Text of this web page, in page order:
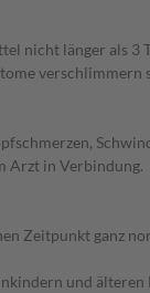
nicht länger als
Arzt in Verbindung.
Zeitpunkt ganz
und